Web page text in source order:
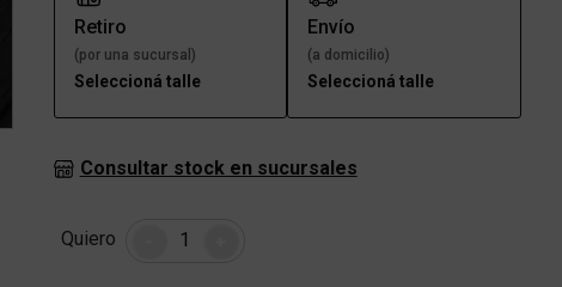
Retiro
(por una sucursal)
Seleccioná talle
Envío
(a domicilio)
Seleccioná talle
Consultar stock en sucursales
Quiero Cantidad